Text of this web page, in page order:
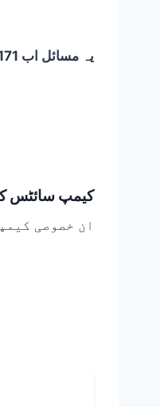
یہ مسائل اب 8171 کیمپ سائٹس کی تعمیر کے ساتھ کم ہوگئے ہیں کیونکہ
کیمپ سائٹس
ان خصوصی